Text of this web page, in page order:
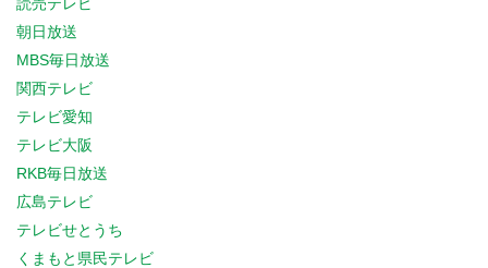
朝日放送
MBS毎日放送
関西テレビ
テレビ愛知
テレビ大阪
RKB毎日放送
広島テレビ
テレビせとうち
くまもと県民テレビ